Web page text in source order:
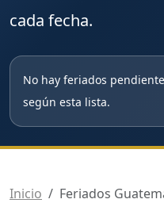
cada fecha.
No hay feriados
según esta lista.
Inicio Feriados